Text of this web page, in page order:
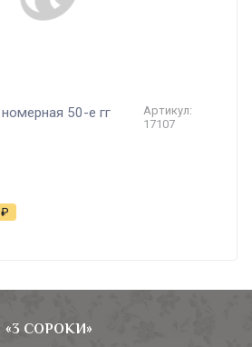
50-е гг
Артикул:
17107
₽
«3 СОРОКИ»